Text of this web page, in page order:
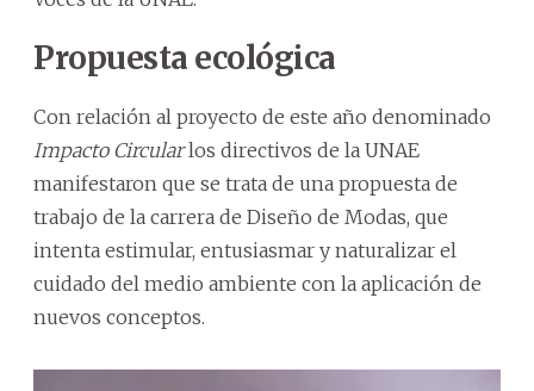
Propuesta ecológica
Con relación al proyecto de este año denominado
Impacto Circularlos directivos de la UNAE
manifestaron que se trata de una propuesta de
trabajo de la carrera de Diseño de Modas, que
intenta estimular, entusiasmar y naturalizar el
cuidado del medio ambiente con la aplicación de
nuevos conceptos.